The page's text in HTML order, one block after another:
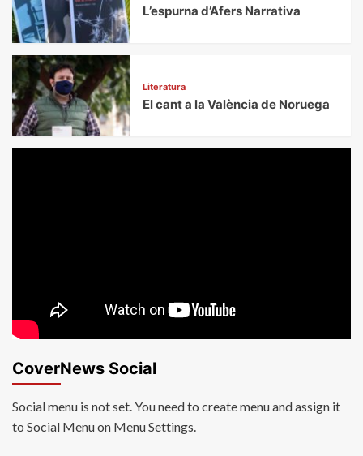
L’espurna d’Afers Narrativa
Literatura
El cant a la València de Noruega
CoverNews Social
Social menu is not set. You need to create menu and assign it
to Social Menu on Menu Settings.